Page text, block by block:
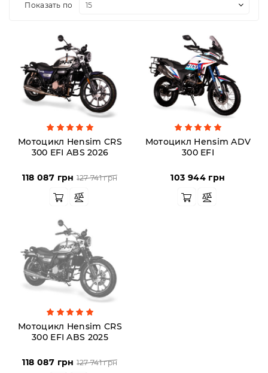
Экипировка
Запчасти
Аксессуары
Акции
artmoto.info@gmail.com
работы:
Пн-
Показать по
Мотоцикл Hensim CRS
300 EFI ABS 2026
118 087 грн 127 741 грн
Мотоцикл Hensim ADV
300 EFI
103 944 грн
Мотоцикл Hensim CRS
300 EFI ABS 2025
118 087 грн 127 741 грн